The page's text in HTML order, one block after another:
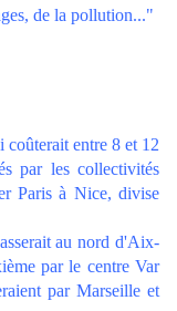
de la pollution..."
entre 8 et 12
par les collectivités
Paris à Nice, divise
au nord d'Aix-
par le centre Var
par Marseille et